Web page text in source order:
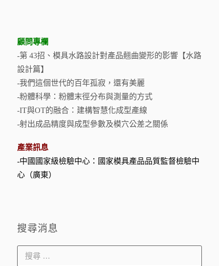
顧問專欄
-第 43招、模具水路設計對產品翹曲變形的影響【水路
設計篇】
-我們這個世代的百年孤寂，還有美麗
-粉體科學：粉體末徑分布與測量的方式
-IT與OT的融合：建構智慧化成型產線
-射出成品精度與成型參數及模穴公差之關係
產業訊息
-中國國家級檢驗中心：國家模具產品品質監督檢驗中
心（廣東）
搜尋消息